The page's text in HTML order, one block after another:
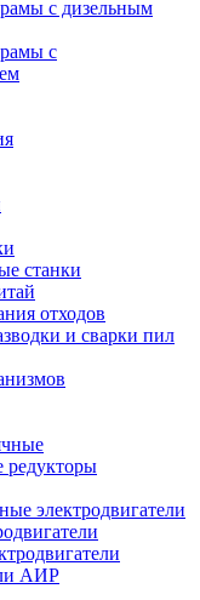
с дизельным
с
станки
отходов
и сварки пил
редукторы
электродвигатели
АИР